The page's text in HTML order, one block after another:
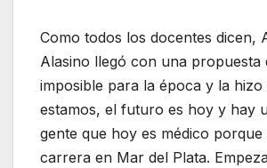
Como todos los docentes dicen,
Alasino llegó con una propuesta
imposible para la época y la hizo
estamos, el futuro es hoy y hay
gente que hoy es médico
carrera en Mar del Plata.